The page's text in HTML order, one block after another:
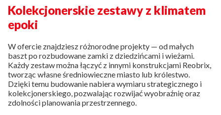
Kolekcjonerskie zestawy z klimatem
epoki
W ofercie znajdziesz różnorodne projekty — od małych
baszt po rozbudowane zamki z dziedzińcami i wieżami.
Każdy zestaw można łączyć z innymi konstrukcjami Reobrix,
tworząc własne średniowieczne miasto lub królestwo.
Dzięki temu budowanie nabiera wymiaru strategicznego i
kolekcjonerskiego, pozwalając rozwijać wyobraźnię oraz
zdolności planowania przestrzennego.